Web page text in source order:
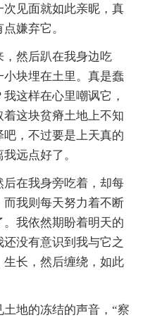
见面就如此亲昵，真
嫌弃它。
然后趴在我身边吃
块埋在土里。真是蠢
这样在心里嘲讽它，
这块贫瘠土地上不知
，不过要是上天真的
远点好了。
在我身旁吃着，却每
我则每天努力着不断
我依然期盼着明天的
没有意识到我与它之
长，然后缠绕，如此
地的冻结的声音，“察